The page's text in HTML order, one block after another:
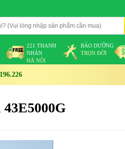
221 THANH
NHÀN
HÀ NỘI
BẢO DƯỠNG
TRỌN ĐỜI